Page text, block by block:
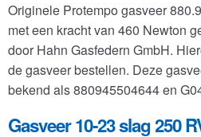
Klantenservice
FAQ
Originele Protempo gasveer
met een kracht van 460 Newton
door Hahn Gasfedern GmbH.
de gasveer bestellen. Deze
bekend als 880945504644 en
Gasveer 10-23 slag 250